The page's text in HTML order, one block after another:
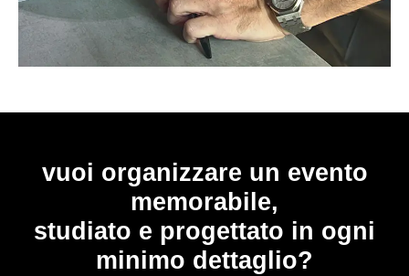
vuoi organizzare un evento
memorabile,
studiato e progettato in ogni
minimo dettaglio?